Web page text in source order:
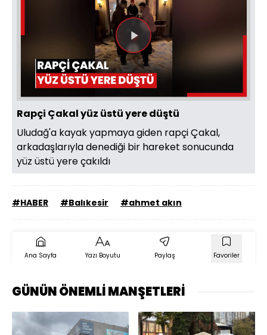
Videoyu
Oynat
Rapçi Çakal yüz üstü yere düştü
Uludağ'a kayak yapmaya giden rapçi Çakal,
arkadaşlarıyla denediği bir hareket sonucunda
yüz üstü yere çakıldı
#HABER #Balıkesir #ahmet akın
Ana Sayfa Yazı Boyutu Paylaş Favoriler
GÜNÜN ÖNEMLİ MANŞETLERİ